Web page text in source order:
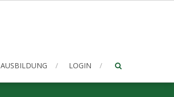
AUSBILDUNG LOGIN